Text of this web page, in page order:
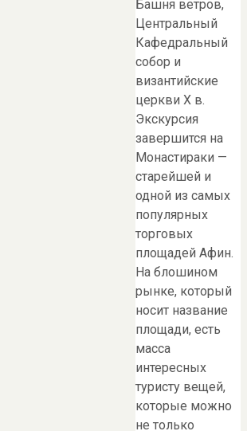
Башня ветров,
Центральный
Кафедральный
собор и
византийские
церкви X в.
Экскурсия
завершится на
Монастираки —
старейшей и
одной из самых
популярных
торговых
площадей Афин.
На блошином
рынке, который
носит название
площади, есть
масса
интересных
туристу вещей,
которые можно
не только